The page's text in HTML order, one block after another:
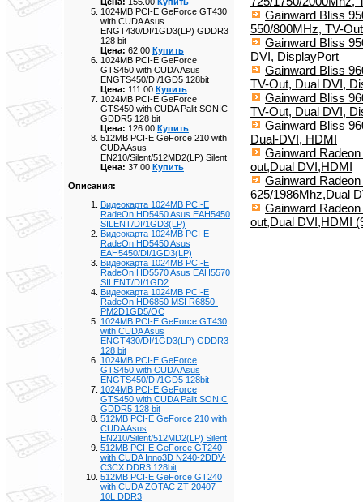
1024MB PCI-E GeForce GT430
with CUDA Asus
ENGT430/DI/1GD3(LP) GDDR3
128 bit
Цена: 62.00 Купить
1024MB PCI-E GeForce
GTS450 with CUDA Asus
ENGTS450/DI/1GD5 128bit
Цена: 111.00 Купить
1024MB PCI-E GeForce
GTS450 with CUDA Palit SONIC
GDDR5 128 bit
Цена: 126.00 Купить
512MB PCI-E GeForce 210 with
CUDA Asus
EN210/Silent/512MD2(LP) Silent
Цена: 37.00 Купить
Описания:
Видеокарта 1024MB PCI-E
RadeOn HD5450 Asus EAH5450
SILENT/DI/1GD3(LP)
Видеокарта 1024MB PCI-E
RadeOn HD5450 Asus
EAH5450/DI/1GD3(LP)
Видеокарта 1024MB PCI-E
RadeOn HD5570 Asus EAH5570
SILENT/DI/1GD2
Видеокарта 1024MB PCI-E
RadeOn HD6850 MSI R6850-
PM2D1GD5/OC
1024MB PCI-E GeForce GT430
with CUDA Asus
ENGT430/DI/1GD3(LP) GDDR3
128 bit
1024MB PCI-E GeForce
GTS450 with CUDA Asus
ENGTS450/DI/1GD5 128bit
1024MB PCI-E GeForce
GTS450 with CUDA Palit SONIC
GDDR5 128 bit
512MB PCI-E GeForce 210 with
CUDA Asus
EN210/Silent/512MD2(LP) Silent
512MB PCI-E GeForce GT240
with CUDA Inno3D N240-2DDV-
C3CX DDR3 128bit
512MB PCI-E GeForce GT240
with CUDA ZOTAC ZT-20407-
10L DDR3
Gainward Bliss
550/800MHz, TV-
Gainward Bliss
DVI, DisplayPort
Gainward Bliss
TV-Out, Dual DVI,
Gainward Bliss
TV-Out, Dual DVI,
Gainward Bliss
Dual-DVI, HDMI
Gainward
out,Dual DVI,HDMI
Gainward
625/1986Mhz,Dual
Gainward
out,Dual DVI,HDMI